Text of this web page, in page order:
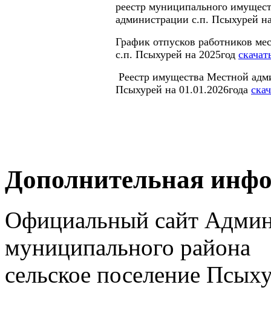
реестр муниципального
администрации с.п. Псыхурей
График отпусков работников
с.п. Псыхурей на 2025год
Реестр имущества Местной
Псыхурей на 01.01.2026года
Дополнительная
Официальный сайт
муниципального района
сельское поселение